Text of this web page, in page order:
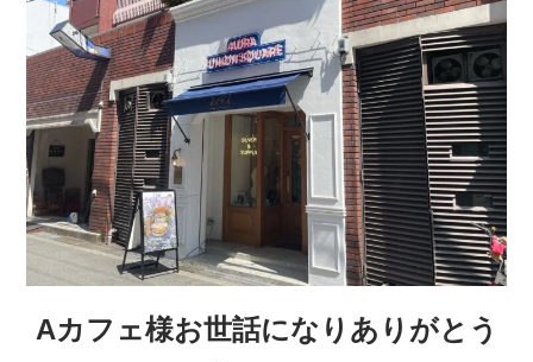
Aカフェ様お世話になりありがとう